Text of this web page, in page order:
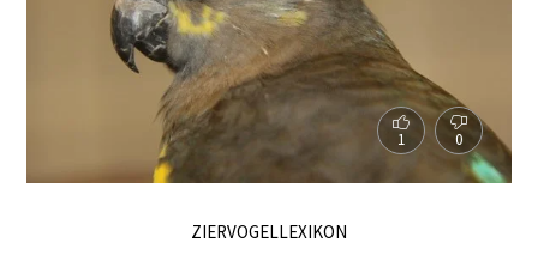
1 0
ZIERVOGELLEXIKON